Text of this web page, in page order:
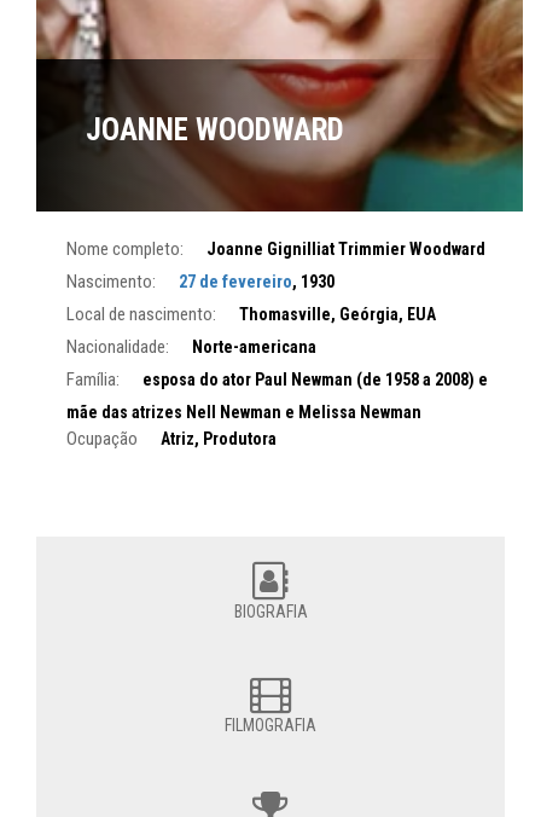
JOANNE WOODWARD
Nome completo: Joanne Gignilliat Trimmier Woodward
Nascimento: 27 de fevereiro, 1930
Local de nascimento: Thomasville, Geórgia, EUA
Nacionalidade: Norte-americana
Família:
esposa do ator Paul Newman (de 1958 a 2008) e
mãe das atrizes Nell Newman e Melissa Newman
Ocupação Atriz, Produtora
BIOGRAFIA
FILMOGRAFIA